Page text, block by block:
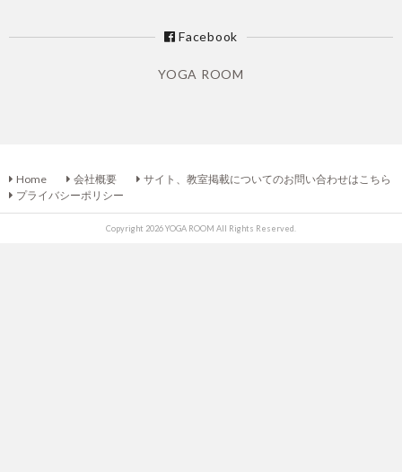
Facebook
YOGA ROOM
Home 会社概要
サイト、教室掲載についてのお問い合わせはこちら
プライバシーポリシー
Copyright 2026 YOGA ROOM All Rights Reserved.